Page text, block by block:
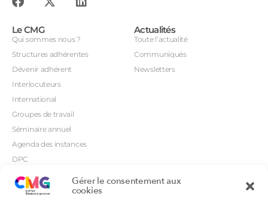
Gérer le consentement aux
cookies
Le CMG
Qui sommes nous ?
Structures adhérentes
Dévenir adhérent
Interlocuteurs
International
Groupes de travail
Séminaire annuel
Agenda des instances
DPC
Orientations prioritaires
Actualités
Toute l’actualité
Communiqués
Newsletters